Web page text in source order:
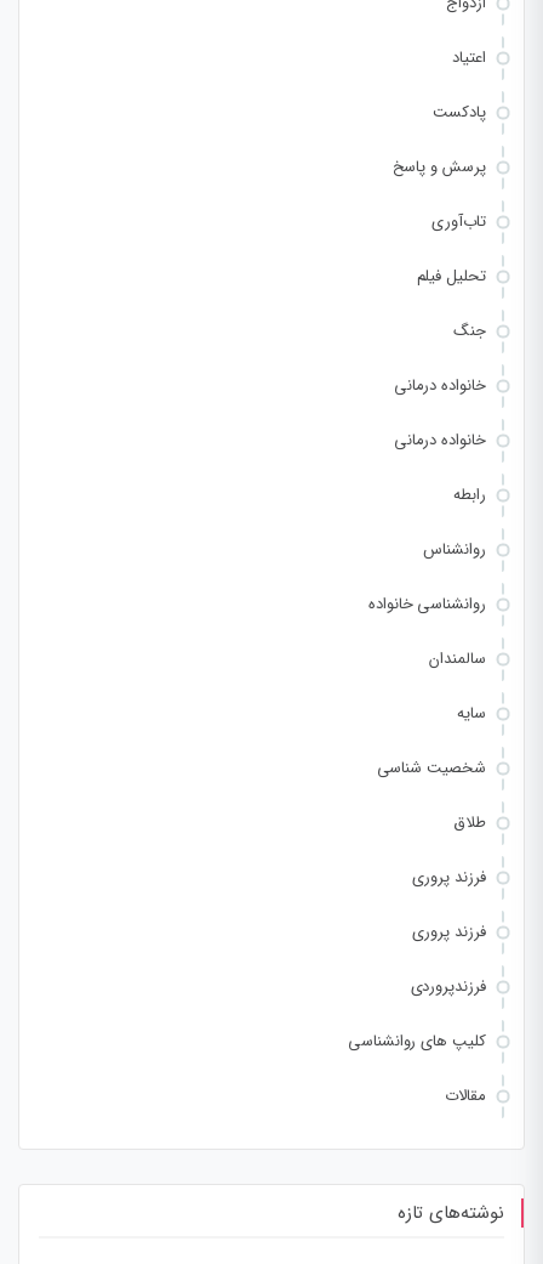
اعتیاد
پادکست
پرسش و پاسخ
تاب‌آوری
تحلیل فیلم
جنگ
خانواده درمانی
خانواده درمانی
رابطه
روانشناس
روانشناسی خانواده
سالمندان
سایه
شخصیت شناسی
طلاق
فرزند پروری
فرزند پروری
فرزندپروردی
کلیپ های روانشناسی
مقالات
نوشته‌های تازه